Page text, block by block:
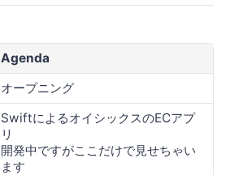
Agenda
オープニング
SwiftによるオイシックスのECアプ
リ
開発中ですがここだけで見せちゃい
ます